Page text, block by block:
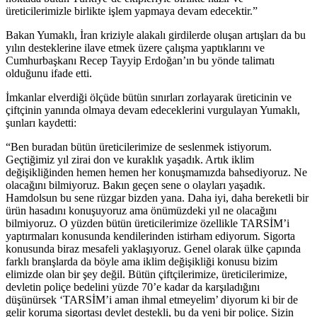
üreticilerimizle birlikte işlem yapmaya devam edecektir.”
Bakan Yumaklı, İran kriziyle alakalı girdilerde oluşan artışları da bu
yılın desteklerine ilave etmek üzere çalışma yaptıklarını ve
Cumhurbaşkanı Recep Tayyip Erdoğan’ın bu yönde talimatı
olduğunu ifade etti.
İmkanlar elverdiği ölçüde bütün sınırları zorlayarak üreticinin ve
çiftçinin yanında olmaya devam edeceklerini vurgulayan Yumaklı,
şunları kaydetti:
“Ben buradan bütün üreticilerimize de seslenmek istiyorum.
Geçtiğimiz yıl zirai don ve kuraklık yaşadık. Artık iklim
değişikliğinden hemen hemen her konuşmamızda bahsediyoruz. Ne
olacağını bilmiyoruz. Bakın geçen sene o olayları yaşadık.
Hamdolsun bu sene rüzgar bizden yana. Daha iyi, daha bereketli bir
ürün hasadını konuşuyoruz ama önümüzdeki yıl ne olacağını
bilmiyoruz. O yüzden bütün üreticilerimize özellikle TARSİM’i
yaptırmaları konusunda kendilerinden istirham ediyorum. Sigorta
konusunda biraz mesafeli yaklaşıyoruz. Genel olarak ülke çapında
farklı branşlarda da böyle ama iklim değişikliği konusu bizim
elimizde olan bir şey değil. Bütün çiftçilerimize, üreticilerimize,
devletin poliçe bedelini yüzde 70’e kadar da karşıladığını
düşünürsek ‘TARSİM’i aman ihmal etmeyelim’ diyorum ki bir de
gelir koruma sigortası devlet destekli, bu da yeni bir poliçe. Sizin